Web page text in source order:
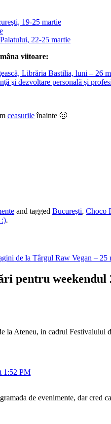
19-25 martie
22-25 martie
viitoare:
Librăria Bastilia, luni – 26
şi dezvoltare personală şi
ceasurileînainte 🙂
and tagged Bucureşti, Choco
:).
de la Târgul Raw Vegan – 25
pentru
la Ateneu, in cadrul
1:52 PM
de evenimente, dar cred